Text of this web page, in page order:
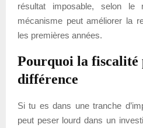
résultat imposable, selon le
mécanisme peut améliorer la
les premières années.
Pourquoi la fiscalité
différence
Si tu es dans une tranche
peut peser lourd dans un